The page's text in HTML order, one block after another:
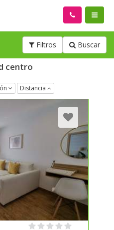
Buscar
Filtros
centro
Distancia